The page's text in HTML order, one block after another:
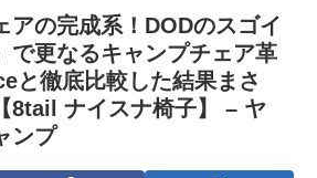
アの完成系！DODのスゴイ
で更なるキャンプチェア革
と徹底比較した結果まさ
8tail ナイスナ椅子】 – ヤ
ンプ